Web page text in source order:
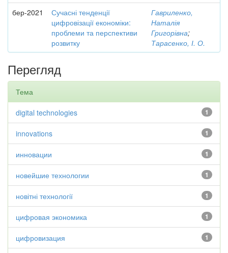
бер-2021
Сучасні тенденції
цифровізації економіки:
проблеми та перспективи
розвитку
Гавриленко,
Наталія
Григорівна;
Тарасенко, І. О.
Перегляд
Тема
1
digital technologies
1
innovations
1
инновации
1
новейшие технологии
1
новітні технології
1
цифровая экономика
1
цифровизация